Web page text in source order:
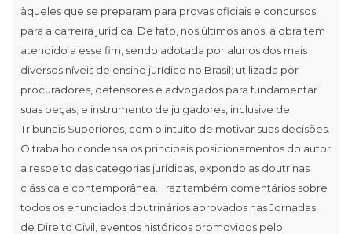
àqueles que se preparam para provas oficiais e concursos
para a carreira jurídica. De fato, nos últimos anos, a obra tem
atendido a esse fim, sendo adotada por alunos dos mais
diversos níveis de ensino jurídico no Brasil; utilizada por
procuradores, defensores e advogados para fundamentar
suas peças; e instrumento de julgadores, inclusive de
Tribunais Superiores, com o intuito de motivar suas decisões.
O trabalho condensa os principais posicionamentos do autor
a respeito das categorias jurídicas, expondo as doutrinas
clássica e contemporânea. Traz também comentários sobre
todos os enunciados doutrinários aprovados nas Jornadas
de Direito Civil, eventos históricos promovidos pelo